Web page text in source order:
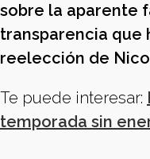
sobre la aparente
transparencia que
reelección de
Te puede interesar:
temporada sin